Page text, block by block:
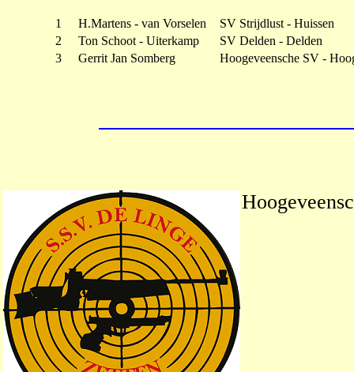
1 H.Martens - van Vorselen
SV Strijdlust - Huissen
2
Ton Schoot - Uiterkamp
SV Delden - Delden
3
Gerrit Jan Somberg Hoogeveensche SV -